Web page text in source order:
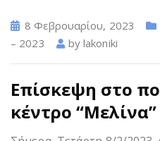
8 Φεβρουαρίου, 2023
– 2023
bylakoniki
Επίσκεψη στο
κέντρο